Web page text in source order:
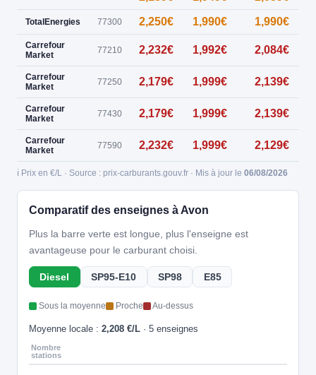
TotalEnergies 77300 2,250€ 1,990€ 1,990€
Carrefour
Market
77210 2,232€ 1,992€ 2,084€
Carrefour
Market
77250 2,179€ 1,999€ 2,139€
Carrefour
Market
77430 2,179€ 1,999€ 2,139€
Carrefour
Market
77590 2,232€ 1,999€ 2,129€
ℹ️ Prix en €/L · Source : prix-carburants.gouv.fr · Mis à jour le 06/08/2026
Comparatif des enseignes à Avon
Plus la barre verte est longue, plus l'enseigne est
avantageuse pour le carburant choisi.
Diesel SP95-E10 SP98 E85
Sous la moyenne Proche Au-dessus
Moyenne locale : 2,208 €/L · 5 enseignes
Nombre
stations